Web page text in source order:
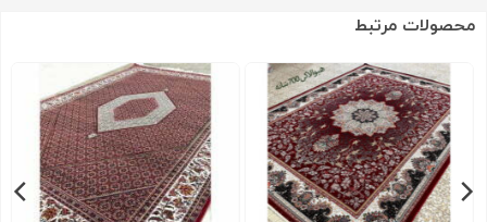
محصولات مرتبط